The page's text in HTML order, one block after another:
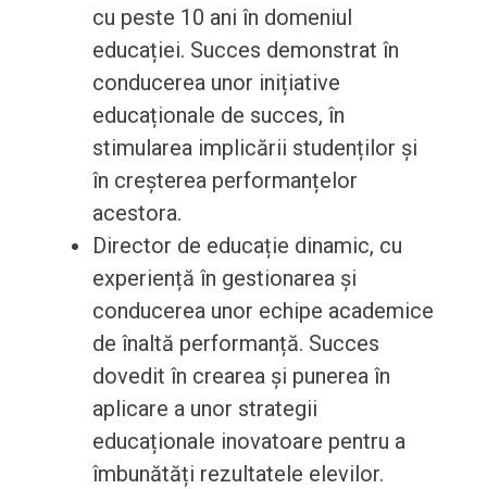
cu peste 10 ani în domeniul
educației. Succes demonstrat în
conducerea unor inițiative
educaționale de succes, în
stimularea implicării studenților și
în creșterea performanțelor
acestora.
Director de educație dinamic, cu
experiență în gestionarea și
conducerea unor echipe academice
de înaltă performanță. Succes
dovedit în crearea și punerea în
aplicare a unor strategii
educaționale inovatoare pentru a
îmbunătăți rezultatele elevilor.